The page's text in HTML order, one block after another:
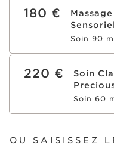
180 €
Soin 90
220 €
Soin
Soin 60
OU SAISISSEZ